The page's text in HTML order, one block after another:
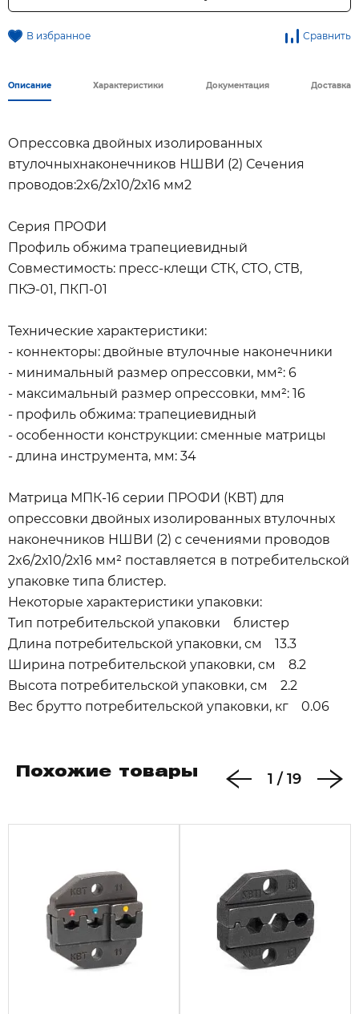
В избранное Сравнить
Описание Характеристики Документация Доставка
Опрессовка двойных изолированных
втулочныхнаконечников НШВИ (2) Сечения
проводов:2x6/2х10/2х16 мм2
Серия ПРОФИ
Профиль обжима трапециевидный
Совместимость: пресс-клещи СТК, СТО, СТВ,
ПКЭ-01, ПКП-01
Технические характеристики:
- коннекторы: двойные втулочные наконечники
- минимальный размер опрессовки, мм²: 6
- максимальный размер опрессовки, мм²: 16
- профиль обжима: трапециевидный
- особенности конструкции: сменные матрицы
- длина инструмента, мм: 34
Матрица МПК-16 серии ПРОФИ (КВТ) для
опрессовки двойных изолированных втулочных
наконечников НШВИ (2) с сечениями проводов
2x6/2х10/2х16 мм² поставляется в потребительской
упаковке типа блистер.
Некоторые характеристики упаковки:
Тип потребительской упаковки блистер
Длина потребительской упаковки, см 13.3
Ширина потребительской упаковки, см 8.2
Высота потребительской упаковки, см 2.2
Вес брутто потребительской упаковки, кг 0.06
Похожие товары 1 / 19